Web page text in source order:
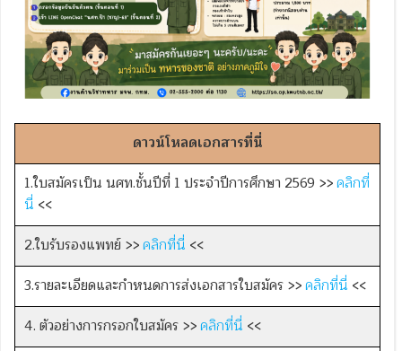
ดาวน์โหลดเอกสารที่นี่
1.ใบสมัครเป็น นศท.ชั้นปีที่ 1 ประจำปีการศึกษา 2569 >>คลิกที่
นี่ <<
2.ใบรับรองแพทย์ >>คลิกที่นี่ <<
3.รายละเอียดและกำหนดการส่งเอกสารใบสมัคร >>คลิกที่นี่ <<
4. ตัวอย่างการกรอกใบสมัคร >>คลิกที่นี่ <<